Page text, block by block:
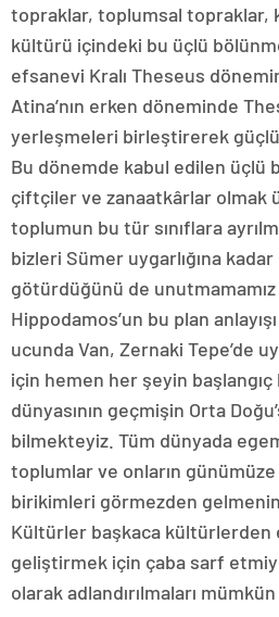
topraklar, toplumsal topraklar,
kültürü içindeki bu üçlü
efsanevi Kralı Theseus
Atina’nın erken döneminde
yerleşmeleri birleştirerek
Bu dönemde kabul edilen üçlü
çiftçiler ve zanaatkârlar olmak
toplumun bu tür sınıflara
bizleri Sümer uygarlığına
götürdüğünü de
Hippodamos’un bu plan
ucunda Van, Zernaki Tepe’de
için hemen her şeyin
dünyasının geçmişin Orta
bilmekteyiz. Tüm dünyada
toplumlar ve onların günümüze
birikimleri görmezden
Kültürler başkaca kültürlerden
geliştirmek için çaba sarf
olarak adlandırılmaları